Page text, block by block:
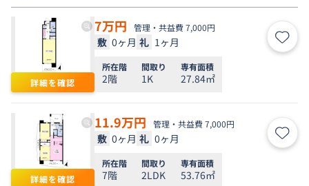
詳細を確認
7万円 管理・共益費 7,000円
敷 0ヶ月 礼 1ヶ月 お気
所在階
2階
間取り
1K
専有面積
27.84㎡
詳細を確認
11.9万円 管理・共益費 7,000円
敷 0ヶ月 礼 0ヶ月 お気
所在階
7階
間取り
2LDK
専有面積
53.76㎡